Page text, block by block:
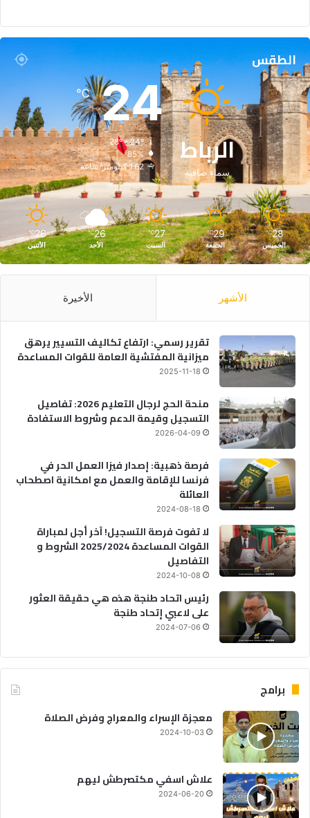
الطقس
الرباط
سماء صافية
24
℃
28º - 24º
85%
1.62 كيلومتر/ساعة
28
℃
الخميس
29
℃
الجمعة
27
℃
السبت
26
℃
الأحد
26
℃
الأثنين
الأشهر الأخيرة
تقرير رسمي: ارتفاع تكاليف التسيير يرهق
ميزانية المفتشية العامة للقوات المساعدة
2025-11-18
منحة الحج لرجال التعليم 2026: تفاصيل
التسجيل وقيمة الدعم وشروط الاستفادة
2026-04-09
فرصة ذهبية: إصدار فيزا العمل الحر في
فرنسا للإقامة والعمل مع امكانية اصطحاب
العائلة
2024-08-18
لا تفوت فرصة التسجيل! آخر أجل لمباراة
القوات المساعدة 2025/2024 الشروط و
التفاصيل
2024-10-08
رئيس اتحاد طنجة هذه هي حقيقة العثور
على لاعبي إتحاد طنجة
2024-07-06
برامج
معجزة الإسراء والمعراج وفرض الصلاة
2024-10-03
علاش اسفي مكتصرطش ليهم
2024-06-20